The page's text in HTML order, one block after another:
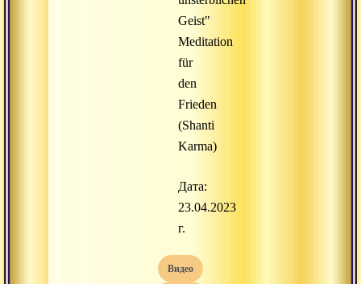
Geist"
Meditation
für
den
Frieden
(Shanti
Karma)
Дата:
23.04.2023
г.
видео